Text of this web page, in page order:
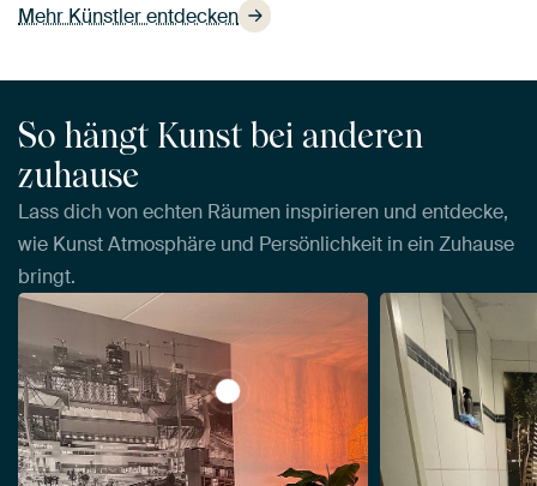
Mehr Künstler entdecken
So hängt Kunst bei anderen
zuhause
Lass dich von echten Räumen inspirieren und entdecke,
wie Kunst Atmosphäre und Persönlichkeit in ein Zuhause
bringt.
View Ultraleichter Strahl von